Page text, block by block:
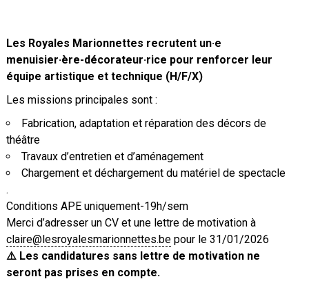
Les Royales Marionnettes recrutent un·e
menuisier·ère-décorateur·rice pour renforcer leur
équipe artistique et technique (H/F/X)
Les missions principales sont :
Fabrication, adaptation et réparation des décors de
théâtre
Travaux d’entretien et d’aménagement
Chargement et déchargement du matériel de spectacle
.
Conditions APE uniquement-19h/sem
Merci d’adresser un CV et une lettre de motivation à
claire@lesroyalesmarionnettes.bepour le 31/01/2026
⚠️ Les candidatures sans lettre de motivation ne
seront pas prises en compte.